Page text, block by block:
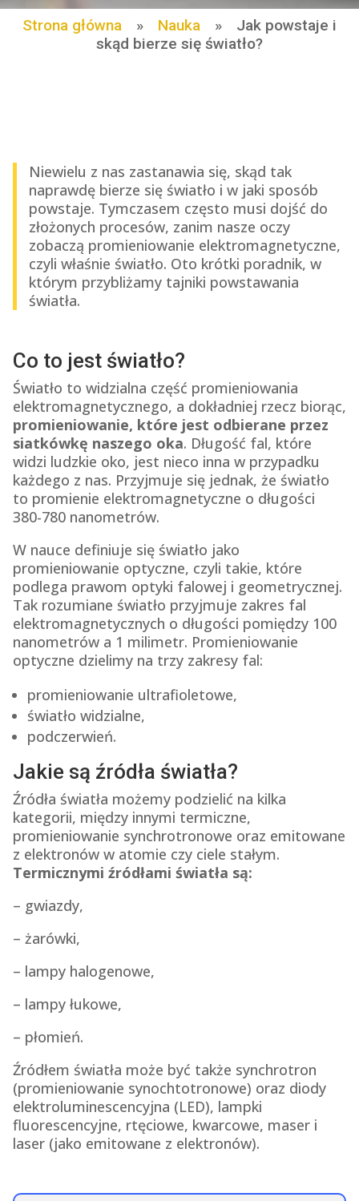
Strona główna » Nauka »
Jak powstaje i
skąd bierze się światło?
Niewielu z nas zastanawia się, skąd tak
naprawdę bierze się światło i w jaki sposób
powstaje. Tymczasem często musi dojść do
złożonych procesów, zanim nasze oczy
zobaczą promieniowanie elektromagnetyczne,
czyli właśnie światło. Oto krótki poradnik, w
którym przybliżamy tajniki powstawania
światła.
Co to jest światło?
Światło to widzialna część promieniowania
elektromagnetycznego, a dokładniej rzecz biorąc,
promieniowanie, które jest odbierane przez
siatkówkę naszego oka. Długość fal, które
widzi ludzkie oko, jest nieco inna w przypadku
każdego z nas. Przyjmuje się jednak, że światło
to promienie elektromagnetyczne o długości
380-780 nanometrów.
W nauce definiuje się światło jako
promieniowanie optyczne, czyli takie, które
podlega prawom optyki falowej i geometrycznej.
Tak rozumiane światło przyjmuje zakres fal
elektromagnetycznych o długości pomiędzy 100
nanometrów a 1 milimetr. Promieniowanie
optyczne dzielimy na trzy zakresy fal:
promieniowanie ultrafioletowe,
światło widzialne,
podczerwień.
Jakie są źródła światła?
Źródła światła możemy podzielić na kilka
kategorii, między innymi termiczne,
promieniowanie synchrotronowe oraz emitowane
z elektronów w atomie czy ciele stałym.
Termicznymi źródłami światła są:
– gwiazdy,
– żarówki,
– lampy halogenowe,
– lampy łukowe,
– płomień.
Źródłem światła może być także synchrotron
(promieniowanie synochtotronowe) oraz diody
elektroluminescencyjna (LED), lampki
fluorescencyjne, rtęciowe, kwarcowe, maser i
laser (jako emitowane z elektronów).